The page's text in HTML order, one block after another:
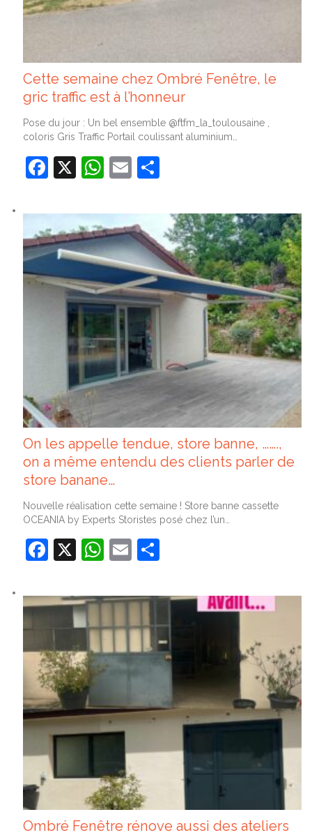
Cette semaine chez Ombré Fenêtre, le
gric traffic est à l’honneur
Pose du jour : Un bel ensemble @ftfm_la_toulousaine ,
coloris Gris Traffic Portail coulissant aluminium…
Facebook
X WhatsApp
Email
On les appelle tendue, store banne, …….,
on a même entendu des clients parler de
store banane…
Nouvelle réalisation cette semaine ! Store banne cassette
OCEANIA by Experts Storistes posé chez l’un…
Facebook
X WhatsApp
Email
Ombré Fenêtre rénove aussi des ateliers